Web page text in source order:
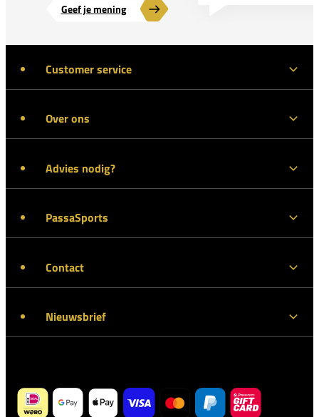
Geef je mening
Customer service
Over ons
Advies nodig?
PassaSports
Contact
Nieuwsbrief